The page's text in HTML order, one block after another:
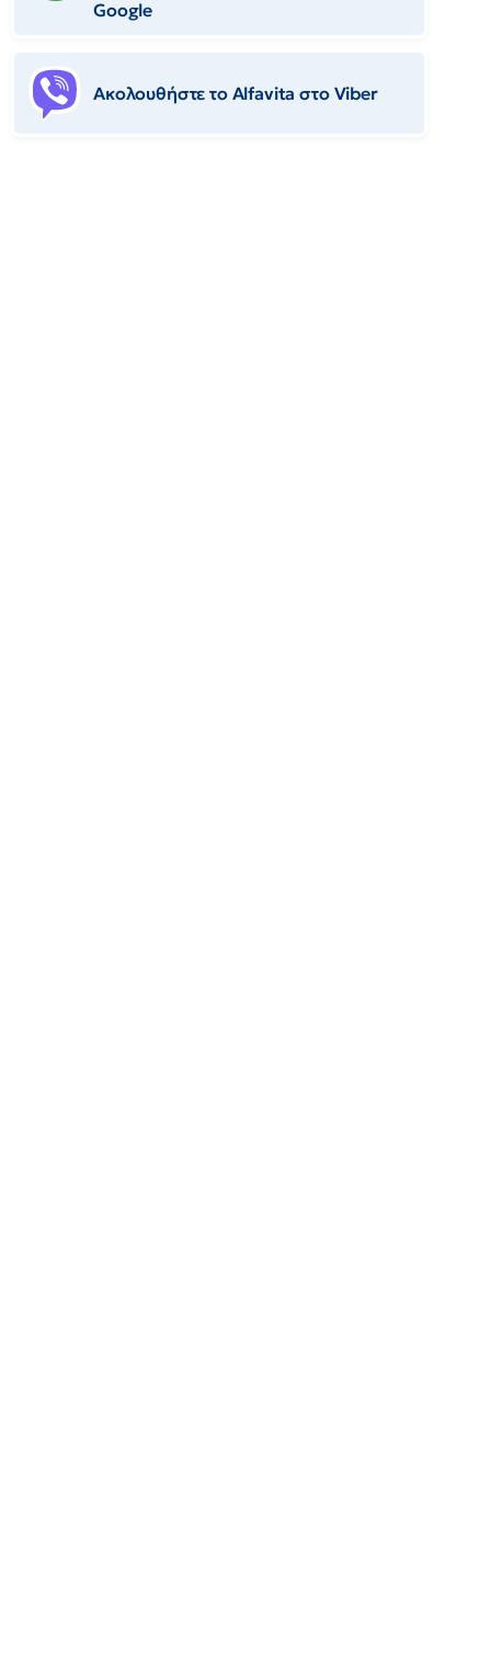
Google
Ακολουθήστε το Αlfavita στο Viber